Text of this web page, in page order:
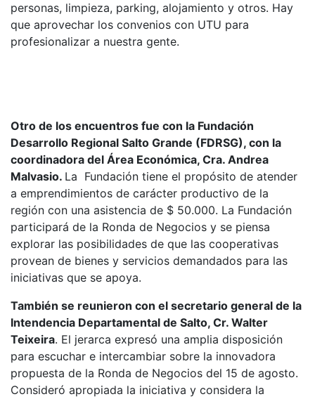
personas, limpieza, parking, alojamiento y otros. Hay
que aprovechar los convenios con UTU para
profesionalizar a nuestra gente.
Otro de los encuentros fue con la Fundación
Desarrollo Regional Salto Grande (FDRSG), con la
coordinadora del Área Económica, Cra. Andrea
Malvasio. La Fundación tiene el propósito de atender
a emprendimientos de carácter productivo de la
región con una asistencia de $ 50.000. La Fundación
participará de la Ronda de Negocios y se piensa
explorar las posibilidades de que las cooperativas
provean de bienes y servicios demandados para las
iniciativas que se apoya.
También se reunieron con el secretario general de la
Intendencia Departamental de Salto, Cr. Walter
Teixeira. El jerarca expresó una amplia disposición
para escuchar e intercambiar sobre la innovadora
propuesta de la Ronda de Negocios del 15 de agosto.
Consideró apropiada la iniciativa y considera la